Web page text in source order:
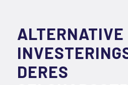
ALTERNATIVE
DERES